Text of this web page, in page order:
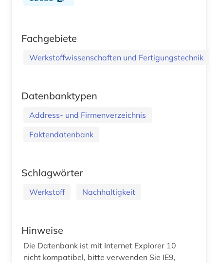
Fachgebiete
Werkstoffwissenschaften und Fertigungstechnik
Datenbanktypen
Address- und Firmenverzeichnis
Faktendatenbank
Schlagwörter
Werkstoff Nachhaltigkeit
Hinweise
Die Datenbank ist mit Internet Explorer 10
nicht kompatibel, bitte verwenden Sie IE9,